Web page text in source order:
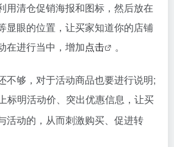
用清仓促销海报和图标，然后放在
显眼的位置，让买家知道你的店铺
在进行当中，增加点击 。
不够，对于活动商品也要进行说明;
标明活动价、突出优惠信息，让买
活动的，从而刺激购买、促进转